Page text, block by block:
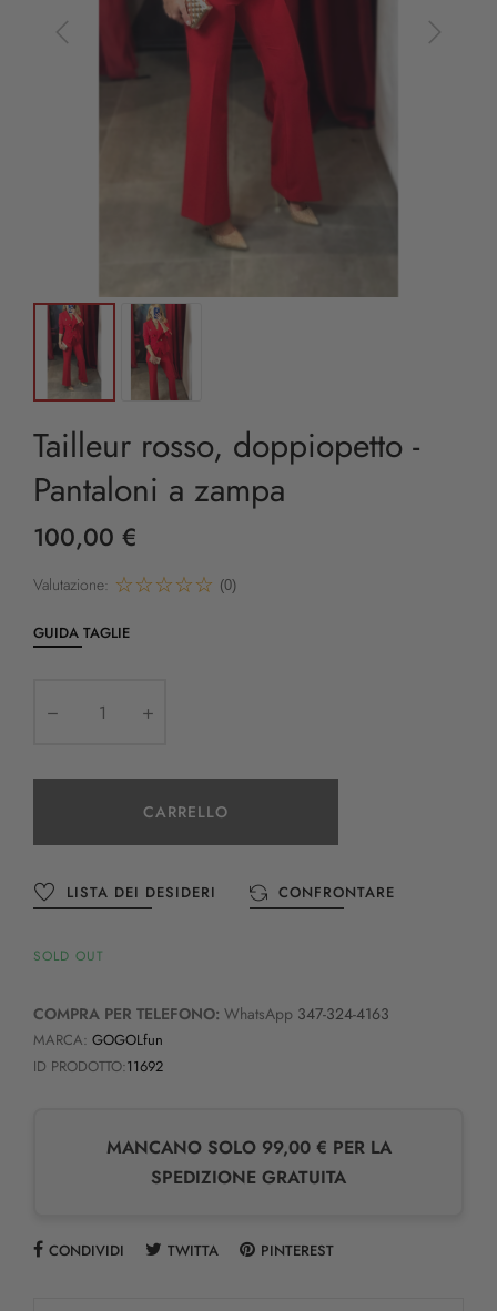
Tailleur rosso, doppiopetto -
Pantaloni a zampa
100,00 €
Valutazione: (0)
GUIDA TAGLIE
CARRELLO
LISTA DEI DESIDERI CONFRONTARE
SOLD OUT
COMPRA PER TELEFONO: WhatsApp 347-324-4163
MARCA: GOGOLfun
ID PRODOTTO:11692
MANCANO SOLO 99,00 € PER LA
SPEDIZIONE GRATUITA
CONDIVIDI TWITTA PINTEREST